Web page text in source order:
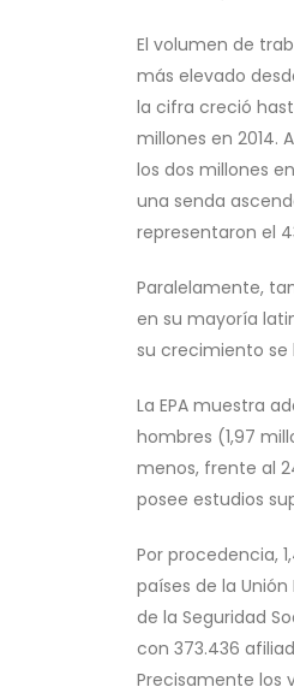
El volumen de
más elevado
la cifra creció
millones en 2014.
los dos millones
una senda
representaron el
Paralelamente,
en su mayoría
su crecimiento se
La EPA muestra
hombres (1,97
menos, frente al
posee estudios
Por procedencia,
países de la
de la Seguridad
con 373.436
Precisamente los